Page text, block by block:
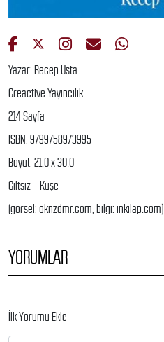
Yazar: Recep Usta
Creactive Yayıncılık
214 Sayfa
ISBN: 9799758973995
Boyut: 21.0 x 30.0
Ciltsiz – Kuşe
(görsel: oknzdmr.com, bilgi: inkilap.com)
YORUMLAR
İlk Yorumu Ekle